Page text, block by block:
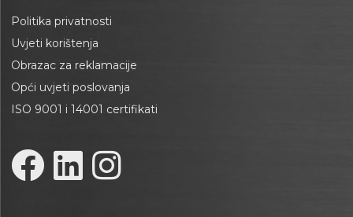
Politika privatnosti
Uvjeti korištenja
Obrazac za reklamacije
Opći uvjeti poslovanja
ISO 9001 i 14001 certifikati